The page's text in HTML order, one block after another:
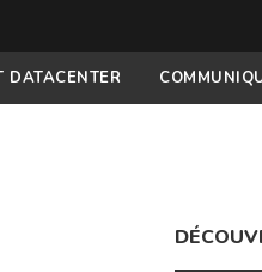
DATACENTER